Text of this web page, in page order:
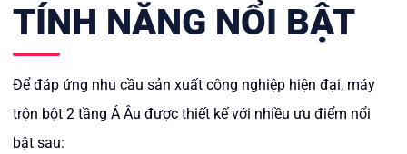
TÍNH NĂNG NỔI BẬT
Để đáp ứng nhu cầu sản xuất công nghiệp hiện đại, máy
trộn bột 2 tầng Á Âu được thiết kế với nhiều ưu điểm nổi
bật sau: